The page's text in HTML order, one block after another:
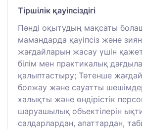
Тіршілік қауіпсіздігі
Пәнді оқытудың мақсаты
мамандарда қауіпсіз және
жағдайларын жасау үшін
білім мен практикалық
қалыптастыру; Төтенше
болжау және сауатты
халықты және өндірістік
шаруашылық объектілерін
салдарлардан, апаттардан,